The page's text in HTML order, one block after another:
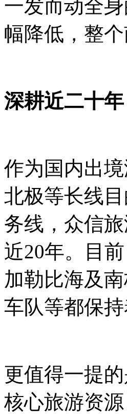
一发而动全
幅降低，整
深耕近二十
作为国内出
北极等长线
务线，众信
近20年。目
加勒比海及
车队等都保
更值得一提
核心旅游资